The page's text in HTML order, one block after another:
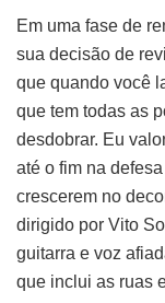
Em uma fase de
sua decisão de
que quando você
que tem todas as
desdobrar. Eu
até o fim na
crescerem no
dirigido por Vito
guitarra e voz
que inclui as ruas